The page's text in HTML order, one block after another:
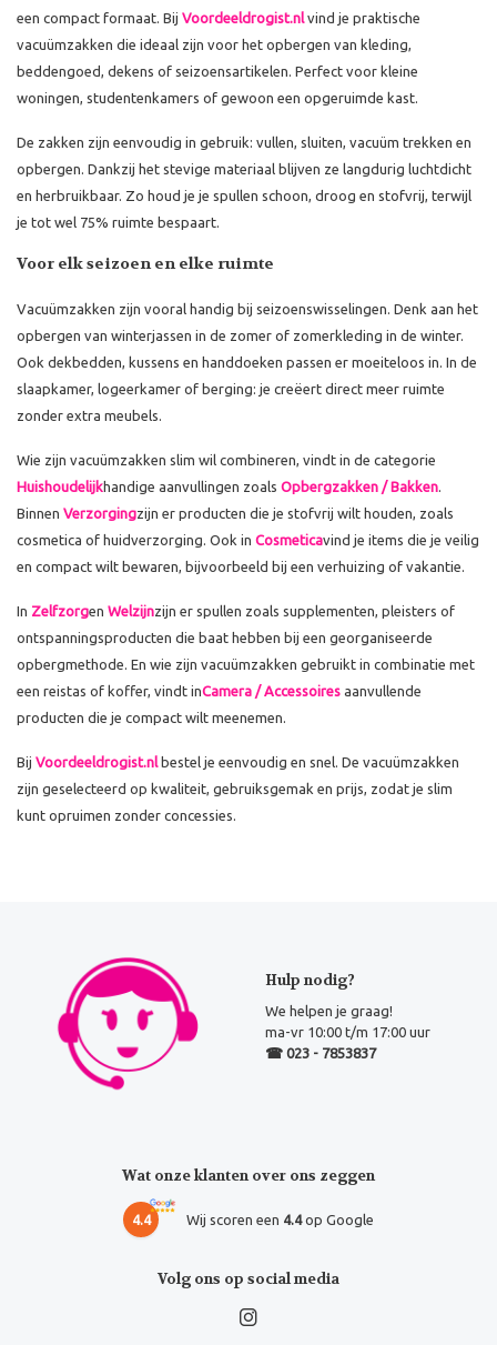
een compact formaat. Bij Voordeeldrogist.nlvind je praktische
vacuümzakken die ideaal zijn voor het opbergen van kleding,
beddengoed, dekens of seizoensartikelen. Perfect voor kleine
woningen, studentenkamers of gewoon een opgeruimde kast.
De zakken zijn eenvoudig in gebruik: vullen, sluiten, vacuüm trekken en
opbergen. Dankzij het stevige materiaal blijven ze langdurig luchtdicht
en herbruikbaar. Zo houd je je spullen schoon, droog en stofvrij, terwijl
je tot wel 75% ruimte bespaart.
Voor elk seizoen en elke ruimte
Vacuümzakken zijn vooral handig bij seizoenswisselingen. Denk aan het
opbergen van winterjassen in de zomer of zomerkleding in de winter.
Ook dekbedden, kussens en handdoeken passen er moeiteloos in. In de
slaapkamer, logeerkamer of berging: je creëert direct meer ruimte
zonder extra meubels.
Wie zijn vacuümzakken slim wil combineren, vindt in de categorie
Huishoudelijkhandige aanvullingen zoals Opbergzakken / Bakken.
Binnen Verzorgingzijn er producten die je stofvrij wilt houden, zoals
cosmetica of huidverzorging. Ook in Cosmeticavind je items die je veilig
en compact wilt bewaren, bijvoorbeeld bij een verhuizing of vakantie.
In Zelfzorgen Welzijnzijn er spullen zoals supplementen, pleisters of
ontspanningsproducten die baat hebben bij een georganiseerde
opbergmethode. En wie zijn vacuümzakken gebruikt in combinatie met
een reistas of koffer, vindt inCamera / Accessoires aanvullende
producten die je compact wilt meenemen.
Bij Voordeeldrogist.nlbestel je eenvoudig en snel. De vacuümzakken
zijn geselecteerd op kwaliteit, gebruiksgemak en prijs, zodat je slim
kunt opruimen zonder concessies.
Hulp nodig?
We helpen je graag!
ma-vr 10:00 t/m 17:00 uur
☎ 023 - 7853837
Wat onze klanten over ons zeggen
4.4 Wij scoren een 4.4op Google
Volg ons op social media